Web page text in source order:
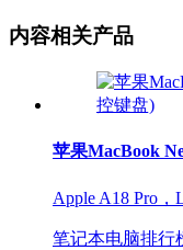
内容相关产品
苹果MacBook
Apple A18 Pro
笔记本电脑排行